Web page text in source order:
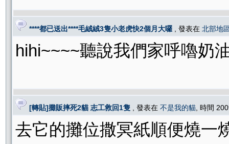
****都已送出****毛絨絨3隻小老虎快2個月大囉 , 發表在 北部地
hihi~~~~聽說我們家呼嚕奶
[轉貼]攤販摔死2貓 志工救回1隻 , 發表在 不是我的貓 , 時間
去它的攤位撒冥紙順便燒一